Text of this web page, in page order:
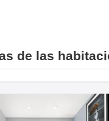
de las